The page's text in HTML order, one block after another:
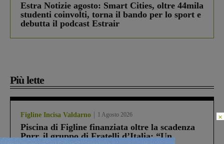
Estra Notizie agosto: Smart Cities, oltre 44mila
studenti coinvolti, torna il bando per lo sport e
debutta il podcast Estrair
Più lette
Figline Incisa Valdarno 1 Agosto 2026
Piscina di Figline finanziata oltre la scadenza
Pnrr, il gruppo di Fratelli d’Italia: “Un
×